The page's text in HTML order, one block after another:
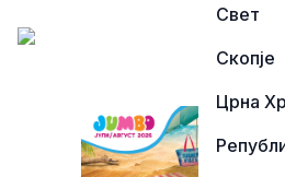
Свет
Скопје
Црна